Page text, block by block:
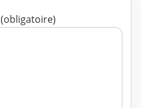
Texte de votre message (obligatoire)